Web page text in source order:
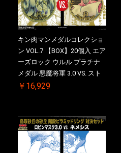
キン肉マンメダルコレクショ
ン VOL.7 【BOX】20個入 エア
ーズロック ウルル プラチナ
メダル 悪魔将軍 3.0 VS. スト
ロング・ザ・武道【初回購入
2026/10/30 一斉出荷予定
￥16,929